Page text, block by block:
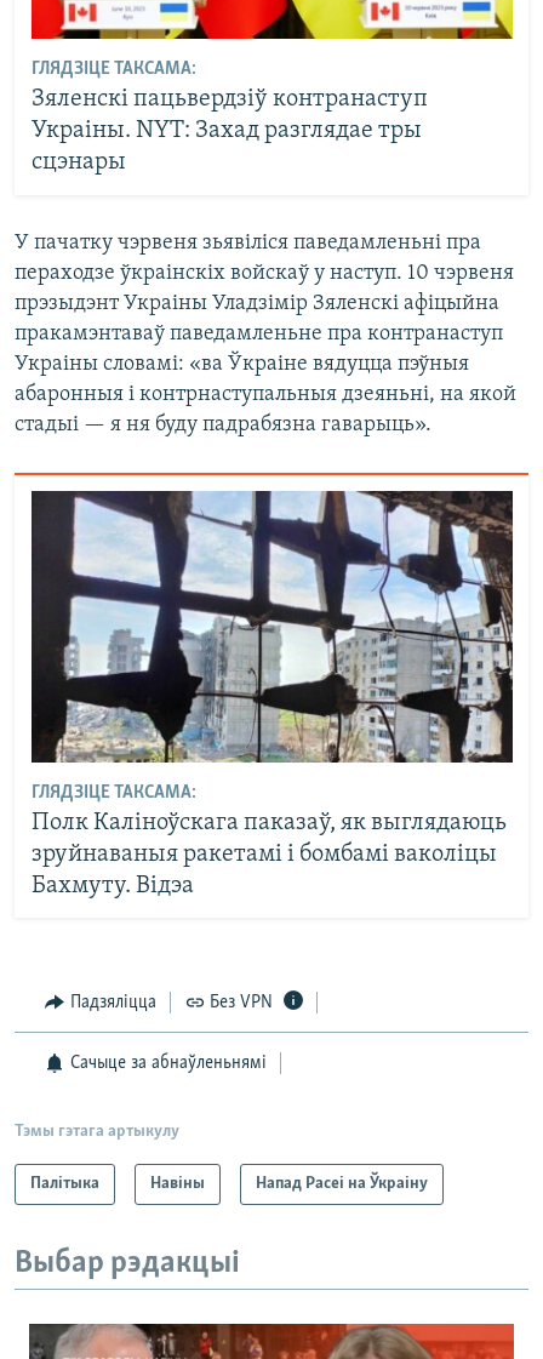
ГЛЯДЗІЦЕ ТАКСАМА:
Зяленскі пацьвердзіў контранаступ
Украіны. NYT: Захад разглядае тры
сцэнары
У пачатку чэрвеня зьявіліся паведамленьні пра
пераходзе ўкраінскіх войскаў у наступ. 10 чэрвеня
прэзыдэнт Украіны Уладзімір Зяленскі афіцыйна
пракамэнтаваў паведамленьне пра контранаступ
Украіны словамі: «ва Ўкраіне вядуцца пэўныя
абаронныя і контрнаступальныя дзеяньні, на якой
стадыі — я ня буду падрабязна гаварыць».
ГЛЯДЗІЦЕ ТАКСАМА:
Полк Каліноўскага паказаў, як выглядаюць
зруйнаваныя ракетамі і бомбамі ваколіцы
Бахмуту. Відэа
Падзяліцца Без VPN
Сачыце за абнаўленьнямі
Тэмы гэтага артыкулу
Палітыка Навіны Напад Расеі на Ўкраіну
Выбар рэдакцыі